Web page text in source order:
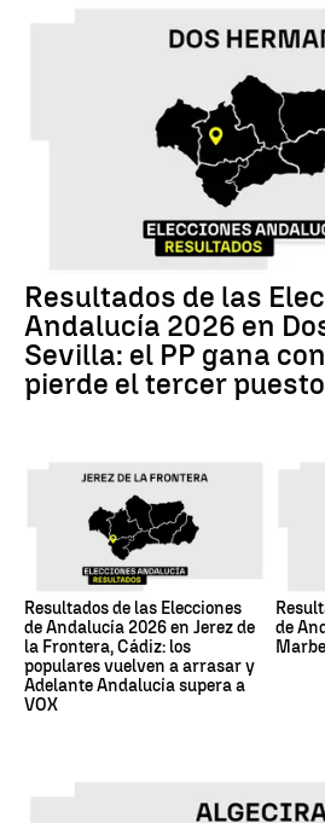
Resultados de las
Andalucía 2026 en
Sevilla: el PP gana
pierde el tercer puesto
Resultados de las Elecciones
de Andalucía 2026 en Jerez de
la Frontera, Cádiz: los
populares vuelven a arrasar y
Adelante Andalucía supera a
VOX
de